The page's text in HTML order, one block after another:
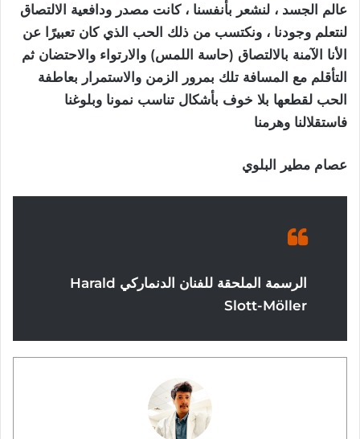
عالم الجسد ، لنشعر بأنفسنا ، كانت مصدر ودافعية الالتصاق
لنتعلم وجودنا ، ونكتسب من ذلك الحب الذي كان تعبيرًا عن
الأنا الآمنة بالالتصاق (حاسة اللمس) والارتواء والاحتضان ثم
التأقلم مع المسافة تلك بمرور الزمن والاستمرار بعاطفة
الحب لقطعها بلا خوف بأشكال تناسب نمونا وبلوغنا
فاستقلالنا وهرمنا
عصام مطير البلوي
الرسمة الملحقة للفنان الدنماركي Harald
Slott-Möller